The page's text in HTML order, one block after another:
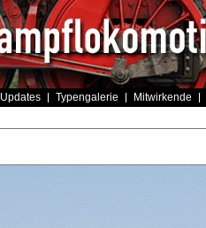
Updates Typengalerie Mitwirkende